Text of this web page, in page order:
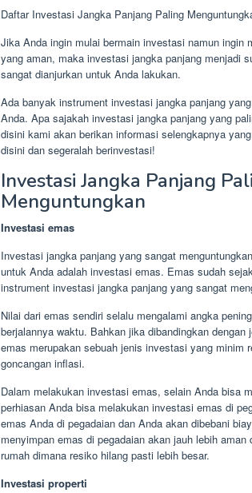
Daftar Investasi Jangka Panjang Paling
Jika Anda ingin mulai bermain investasi namun ingin
yang aman, maka investasi jangka panjang menjadi
sangat dianjurkan untuk Anda lakukan.
Ada banyak instrument investasi jangka panjang
Anda. Apa sajakah investasi jangka panjang yang
disini kami akan berikan informasi selengkapnya
disini dan segeralah berinvestasi!
Investasi Jangka Panjang
Menguntungkan
Investasi emas
Investasi jangka panjang yang sangat
untuk Anda adalah investasi emas. Emas sudah
instrument investasi jangka panjang yang sangat
Nilai dari emas sendiri selalu mengalami angka
berjalannya waktu. Bahkan jika dibandingkan
emas merupakan sebuah jenis investasi yang minim
goncangan inflasi.
Dalam melakukan investasi emas, selain Anda bisa
perhiasan Anda bisa melakukan investasi emas di
emas Anda di pegadaian dan Anda akan dibebani
menyimpan emas di pegadaian akan jauh lebih
rumah dimana resiko hilang pasti lebih besar.
Investasi properti